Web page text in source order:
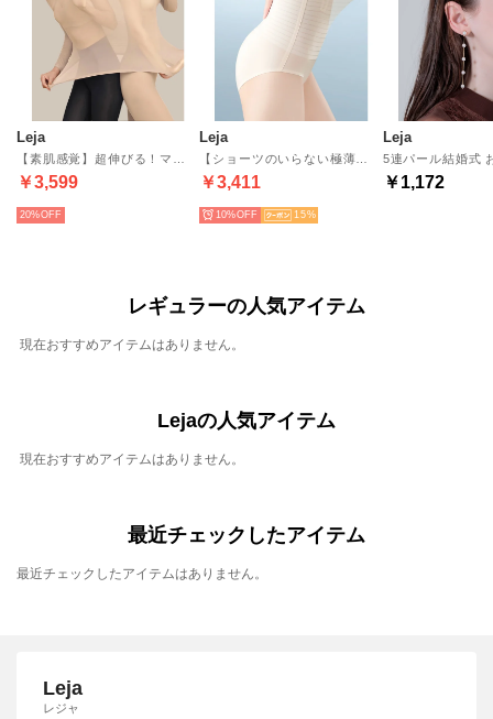
Leja
￥3,599
20%
Leja
￥3,411
10% 15
Leja
￥1,172
レギュラーの人気アイテム
現在おすすめアイテムはありません。
Lejaの人気アイテム
現在おすすめアイテムはありません。
最近チェックしたアイテム
最近チェックしたアイテムはありません。
Leja
レジャ